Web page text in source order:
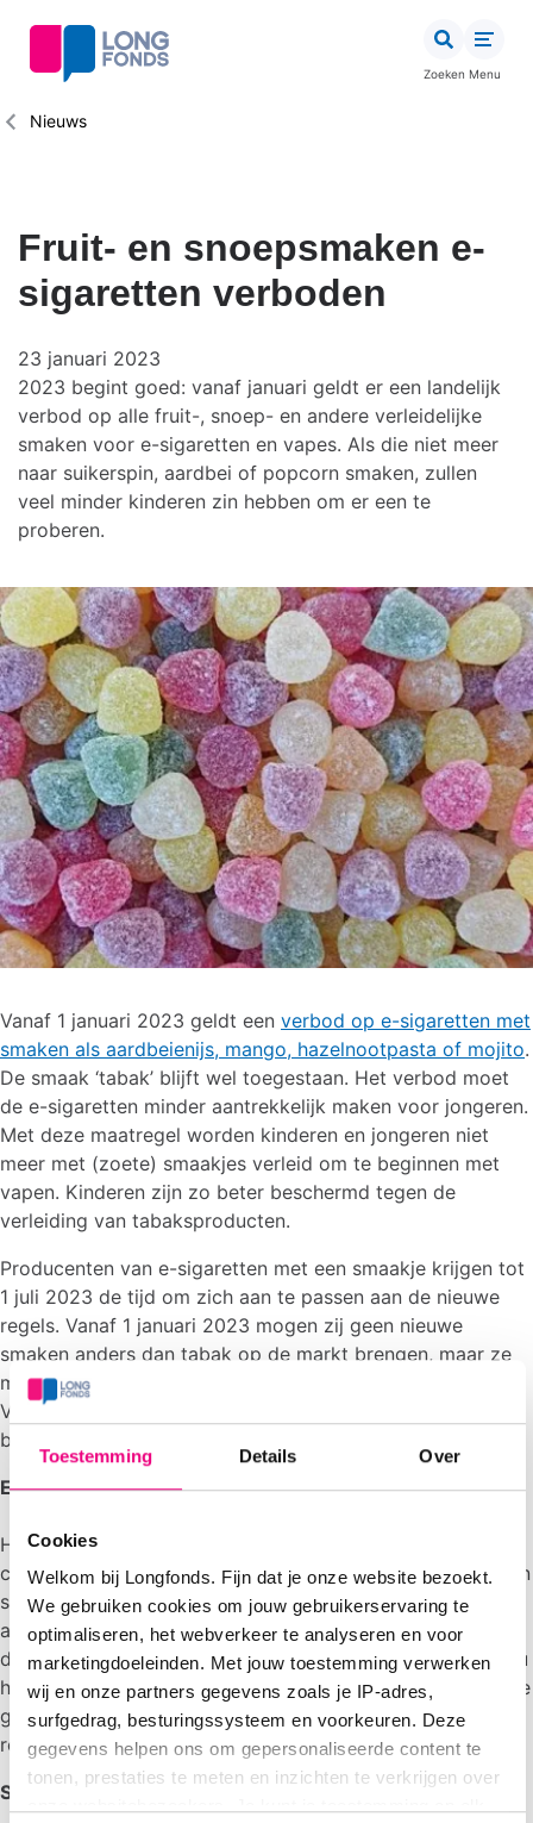
Toestemming Details Over
Cookies
Welkom bij Longfonds. Fijn dat je onze website bezoekt.
We gebruiken cookies om jouw gebruikerservaring te
optimaliseren, het webverkeer te analyseren en voor
marketingdoeleinden. Met jouw toestemming verwerken
wij en onze partners gegevens zoals je IP-adres,
surfgedrag, besturingssysteem en voorkeuren. Deze
gegevens helpen ons om gepersonaliseerde content te
tonen, prestaties te meten en inzichten te verkrijgen over
inhoud
Zoeken Menu
Kruimelpad
Nieuws
Fruit- en snoepsmaken e-
sigaretten verboden
23 januari 2023
2023 begint goed: vanaf januari geldt er een landelijk
verbod op alle fruit-, snoep- en andere verleidelijke
smaken voor e-sigaretten en vapes. Als die niet meer
naar suikerspin, aardbei of popcorn smaken, zullen
veel minder kinderen zin hebben om er een te
proberen.
Vanaf 1 januari 2023 geldt een verbod op e-sigaretten met
smaken als aardbeienijs, mango, hazelnootpasta of mojito.
De smaak ‘tabak’ blijft wel toegestaan. Het verbod moet
de e-sigaretten minder aantrekkelijk maken voor jongeren.
Met deze maatregel worden kinderen en jongeren niet
meer met (zoete) smaakjes verleid om te beginnen met
vapen. Kinderen zijn zo beter beschermd tegen de
verleiding van tabaksproducten.
Producenten van e-sigaretten met een smaakje krijgen tot
1 juli 2023 de tijd om zich aan te passen aan de nieuwe
regels. Vanaf 1 januari 2023 mogen zij geen nieuwe
smaken anders dan tabak op de markt brengen, maar ze
mogen wel tot 1 oktober 2023 hun voorraad verkopen.
Vanaf 1 oktober zijn alle e-sigaretten met een smaakje
behalve ‘tabakssmaak’ verboden.
E-sigaretten schadelijker dan gedacht
Het verbod op e-sigaretten met een smaakje volgt op
conclusies van Trimbos over e-sigaretten. E-sigaretten zijn
schadelijker dan gedacht. Ook komen er steeds meer
aanwijzingen dat mensen gemakkelijker overstappen van
de e-sigaret naar gewone sigaretten. Volgens Trimbos zou
het gebruik van de e-sigaret beperkt moeten blijven tot de
groep rokers die het echt niet lukt om te stoppen met
roken met de bewezen effectieve hulpmiddelen.
Stoppen met roken